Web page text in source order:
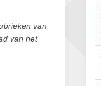
van
van het